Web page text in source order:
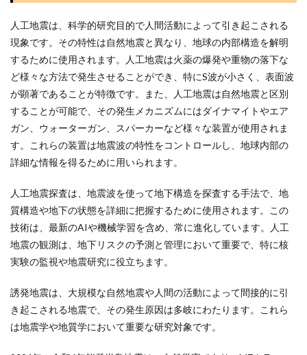
人工地震は、科学的研究目的で人間活動によって引き起こされる
現象です。その特性は自然地震と異なり、地球の内部構造を解明
するために使用されます。人工地震は火薬の爆発や重物の落下な
ど様々な方法で発生させることができ、特にS波が小さく、表面波
が顕著であることが特徴です。また、人工地震は自然地震と区別
することが可能で、その発生メカニズムにはダイナマイトやエア
ガン、ウォーターガン、スパーカーなど様々な装置が使用されま
す。これらの装置は地震波の特性をコントロールし、地球内部の
詳細な情報を得るために用いられます。
人工地震探査は、地震波を使って地下構造を探査する手法で、地
質構造や地下の状態を詳細に把握するために使用されます。この
技術は、最新のAIや機械学習を含め、常に進化しています。人工
地震の観測は、地下リスクの予測と管理において重要で、特に核
実験の監視や地震研究に役立ちます。
誘発地震は、大規模な自然地震や人間の活動によって間接的に引
き起こされる地震で、その発生原因は多岐にわたります。これら
は地震学や地質学において重要な研究対象です。